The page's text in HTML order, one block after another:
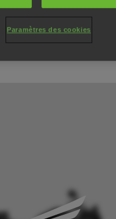
Prenez le temps
avant de faire votre
Paramètres des cookies